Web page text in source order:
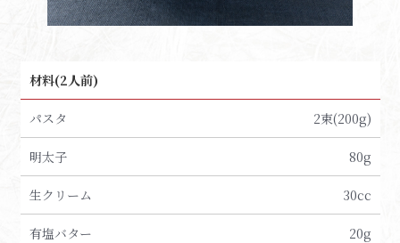
材料(2人前)
パスタ 2束(200g)
明太子 80g
生クリーム 30cc
有塩バター 20g